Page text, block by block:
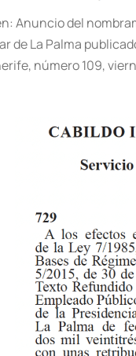
Anuncio del
de La Palma
número 109,